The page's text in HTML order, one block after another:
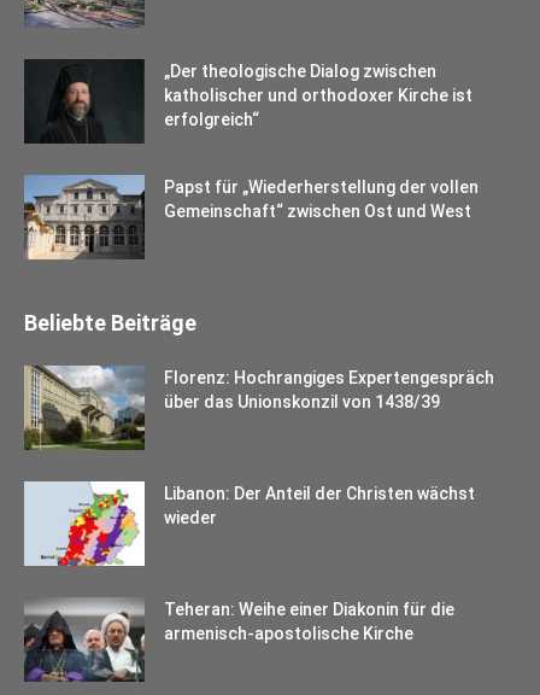
„Der theologische Dialog zwischen
katholischer und orthodoxer Kirche ist
erfolgreich“
Papst für „Wiederherstellung der vollen
Gemeinschaft“ zwischen Ost und West
Beliebte Beiträge
Florenz: Hochrangiges Expertengespräch
über das Unionskonzil von 1438/39
Libanon: Der Anteil der Christen wächst
wieder
Teheran: Weihe einer Diakonin für die
armenisch-apostolische Kirche